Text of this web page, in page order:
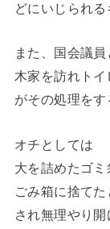
どにいじられる
また、国会議
木家を訪れト
がその処理をす
オチとしては
大を詰めたゴ
ごみ箱に捨て
され無理やり